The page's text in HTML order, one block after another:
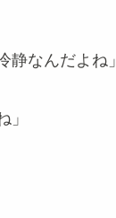
静なんだよね」
」